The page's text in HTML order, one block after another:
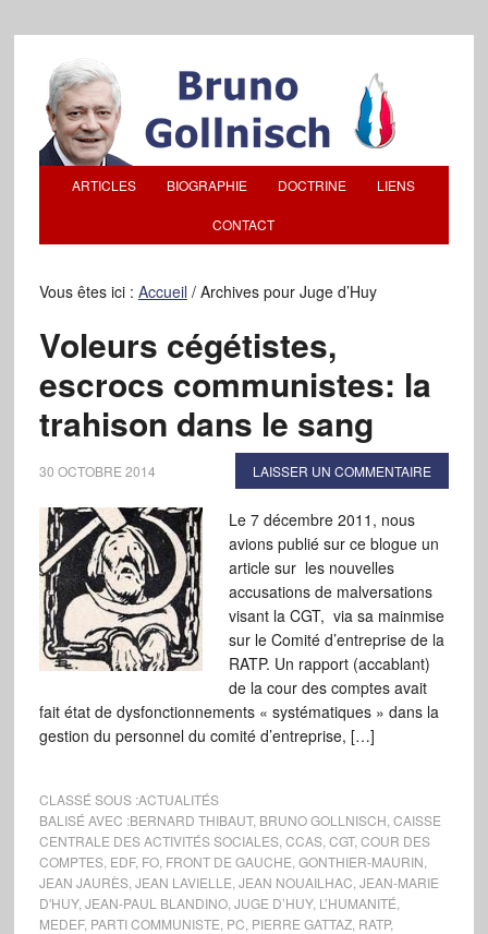
ARTICLES BIOGRAPHIE DOCTRINE LIENS
CONTACT
Vous êtes ici : Accueil /Archives pour Juge d’Huy
Voleurs cégétistes,
escrocs communistes: la
trahison dans le sang
30 OCTOBRE 2014 LAISSER UN COMMENTAIRE
Le 7 décembre 2011, nous
avions publié sur ce blogue un
article sur les nouvelles
accusations de malversations
visant la CGT, via sa mainmise
sur le Comité d’entreprise de la
RATP. Un rapport (accablant)
de la cour des comptes avait
fait état de dysfonctionnements « systématiques » dans la
gestion du personnel du comité d’entreprise, […]
CLASSÉ SOUS :ACTUALITÉS
BALISÉ AVEC :BERNARD THIBAUT, BRUNO GOLLNISCH CAISSE
CENTRALE DES ACTIVITÉS SOCIALES, CCAS, CGT, COUR DES
COMPTES, EDF, FO, FRONT DE GAUCHE GONTHIER-MAURIN
JEAN JAURÈS, JEAN LAVIELLE JEAN NOUAILHAC JEAN-MARIE
D'HUY, JEAN-PAUL BLANDINO, JUGE D’HUY, L’HUMANITÉ
MEDEF, PARTI COMMUNISTE PC PIERRE GATTAZ, RATP,